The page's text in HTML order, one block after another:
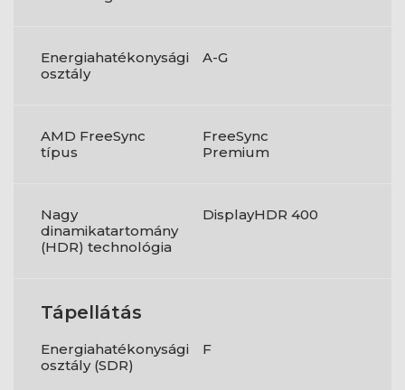
Energiahatékonysági
osztály
A-G
AMD FreeSync
típus
FreeSync
Premium
Nagy
dinamikatartomány
(HDR) technológia
DisplayHDR 400
Tápellátás
Energiahatékonysági
osztály (SDR)
F